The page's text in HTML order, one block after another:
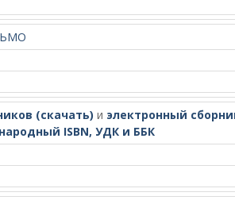
(скачать) и электронный
ISBN, УДК и ББК